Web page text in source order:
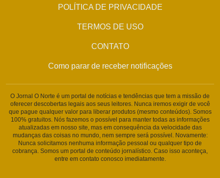
POLÍTICA DE PRIVACIDADE
TERMOS DE USO
CONTATO
Como parar de receber notificações
O Jornal O Norte é um portal de notícias e tendências que tem a missão de
oferecer descobertas legais aos seus leitores. Nunca iremos exigir de você
que pague qualquer valor para liberar produtos (mesmo conteúdos). Somos
100% gratuitos. Nós fazemos o possível para manter todas as informações
atualizadas em nosso site, mas em consequência da velocidade das
mudanças das coisas no mundo, nem sempre será possível. Novamente:
Nunca solicitamos nenhuma informação pessoal ou qualquer tipo de
cobrança. Somos um portal de conteúdo jornalístico. Caso isso aconteça,
entre em contato conosco imediatamente.